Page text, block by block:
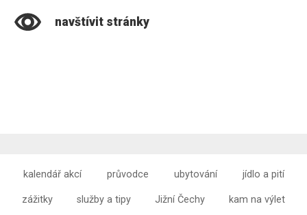
navštívit stránky
kalendář akcí průvodce ubytování jídlo a pití
zážitky služby a tipy Jižní Čechy kam na výlet